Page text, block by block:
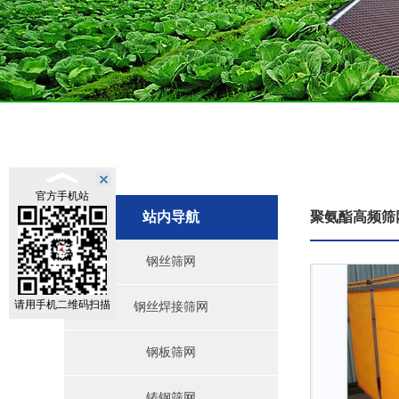
站内导航
钢丝筛网
钢丝焊接筛网
钢板筛网
聚氨酯高频筛
官方手机站
请用手机二维码扫描